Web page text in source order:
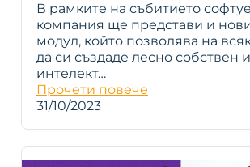
В рамките на събитието
компания ще представи и
модул, който позволява на
да си създаде лесно собствен
интелект…
Прочети повече
31/10/2023